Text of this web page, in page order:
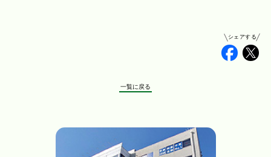
シェアする
一覧に戻る